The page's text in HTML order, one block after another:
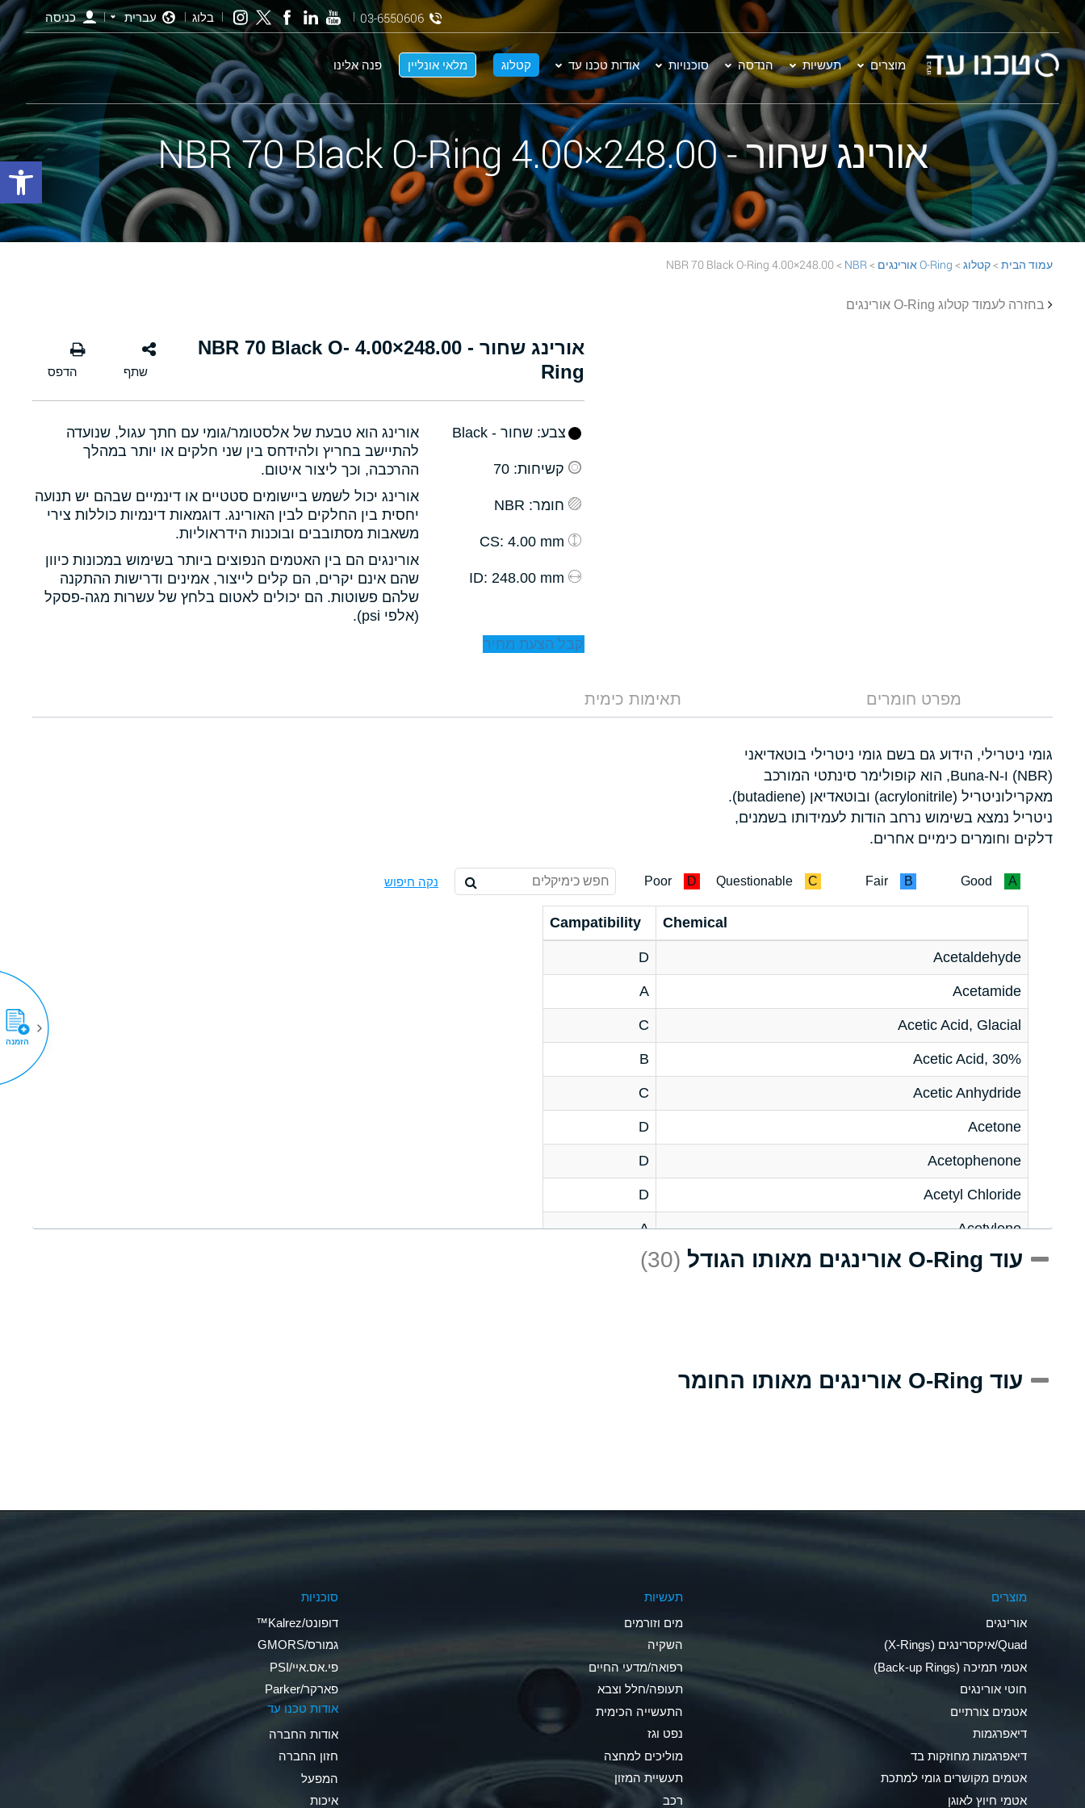
מוצרים תעשיות הנדסה סוכנויות אודות טכנו עד קטלוג מלאי אונליין פנה אלינו
03-6550606 בלוג עברית כניסה
אורינג שחור - 248.00×4.00 NBR 70 Black O-Ring
עמוד הבית >קטלוג > O-Ring אורינגים >
NBR
> 248.00×4.00 NBR 70 Black O-Ring
בחזרה לעמוד קטלוג O-Ring אורינגים
אורינג שחור - 248.00×4.00 NBR 70 Black O-
Ring
אורינג הוא טבעת של אלסטומר/גומי עם חתך עגול, שנועדה
להתיישב בחריץ ולהידחס בין שני חלקים או יותר במהלך
ההרכבה, וכך ליצור איטום.
אורינג יכול לשמש ביישומים סטטיים או דינמיים שבהם יש תנועה
יחסית בין החלקים לבין האורינג. דוגמאות דינמיות כוללות צירי
משאבות מסתובבים ובוכנות הידראוליות.
אורינגים הם בין האטמים הנפוצים ביותר בשימוש במכונות כיוון
שהם אינם יקרים, הם קלים לייצור, אמינים ודרישות ההתקנה
שלהם פשוטות. הם יכולים לאטום בלחץ של עשרות מגה-פסקל
(אלפי psi).
צבע: שחור - Black
קשיחות: 70
חומר: NBR
: 4.00 mm
: 248.00 mm
קבל הצעת מחיר
מפרט חומרים תאימות כימית
גומי ניטרילי, הידוע גם בשם גומי ניטרילי בוטאדיאני
(NBR) ו-Buna-N, הוא קופולימר סינתטי המורכב
מאקרילוניטריל (acrylonitrile) ובוטאדיאן (butadiene).
ניטריל נמצא בשימוש נרחב הודות לעמידותו בשמנים,
דלקים וחומרים כימיים אחרים.
A
Good
B
Fair
C
Questionable
D
Poor נקה חיפוש
Chemical
Campatibility
Acetaldehyde
D
Acetamide
A
Acetic Acid, Glacial
C
Acetic Acid, 30%
B
Acetic Anhydride
C
Acetone
D
Acetophenone
D
Acetyl Chloride
D
Acetylene
A
Acrlylonitrile
D
Aluminum Acetate (Aqueous)
Ammonia Anhydrous
B
Ammonia Gas (hot)
D
Ammonium Carbonate (Aqueous)
Ammonium Chloride (Aqueous)
A
Ammonium Hydroxide (conc.)
D
Ammonium Nitrate (Aqueous)
עוד O-Ring אורינגים מאותו הגודל (30)
עוד O-Ring אורינגים מאותו החומר
מוצרים
אורינגים
Quad/איקסרינגים (X-Rings)
אטמי תמיכה (Back-up Rings)
חוטי אורינגים
אטמים צורתיים
דיאפרגמות
דיאפרגמות מחוזקות בד
אטמים מקושרים גומי למתכת
אטמי חיוץ לאוגן
תעשיות
מים וזורמים
השקיה
רפואה/מדעי החיים
תעופה/חלל וצבא
התעשייה הכימית
נפט וגז
מוליכים למחצה
תעשיית המזון
רכב
סוכניות
דופונט/Kalrez™
גמורס/GMORS
פי.אס.איי/PSI
פארקר/Parker
אודות טכנו עד
אודות החברה
חזון החברה
המפעל
איכות
הזמנה
פתח